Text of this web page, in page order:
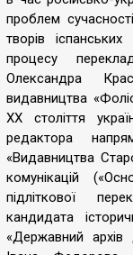
проблем
творів
процесу
Олександра
видавництва
ХХ століття
редактора
«Видавництва
комунікацій
підліткової
кандидата
«Державний архів